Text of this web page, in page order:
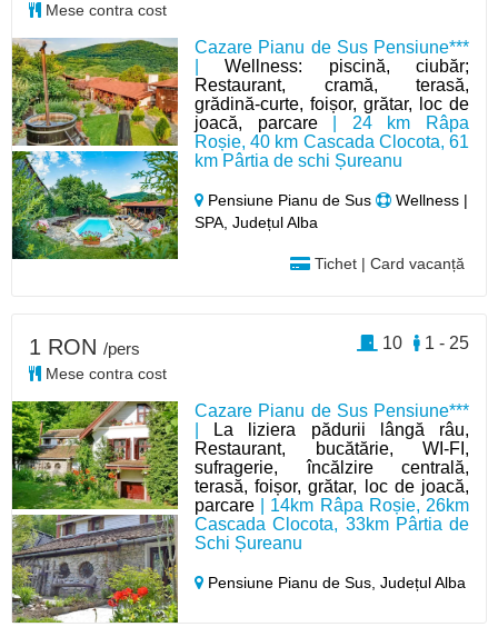
Cazare Pianu de Sus Pensiune***
|Wellness: piscină, ciubăr;
Restaurant, cramă, terasă,
grădină-curte, foișor, grătar, loc de
joacă, parcare| 24 km Râpa
Roșie, 40 km Cascada Clocota, 61
km Pârtia de schi Șureanu
Pensiune Pianu de Sus
Wellness |
SPA, Județul Alba
Tichet | Card vacanță
Mese contra cost
Cazare Pianu de Sus Pensiune***
La liziera pădurii lângă râu,
Restaurant, bucătărie, WI-FI,
sufragerie, încălzire centrală,
terasă, foișor, grătar, loc de joacă,
parcare | 14km Râpa Roșie, 26km
Cascada Clocota, 33km Pârtia de
Schi Șureanu
Pensiune Pianu de Sus,Județul Alba
1 RON /pers
Mese contra cost
1 - 25
10